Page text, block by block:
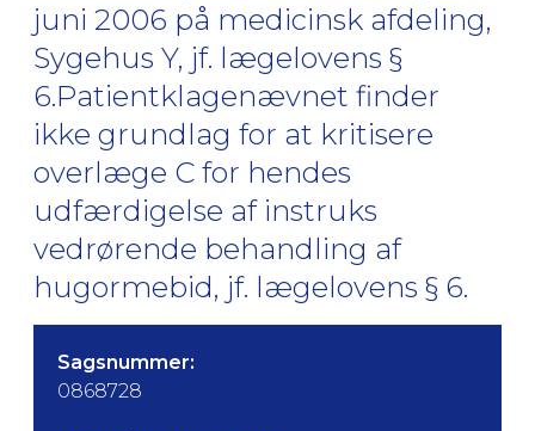
juni 2006 på medicinsk afdeling,
Sygehus Y, jf. lægelovens §
6.Patientklagenævnet finder
ikke grundlag for at kritisere
overlæge C for hendes
udfærdigelse af instruks
vedrørende behandling af
hugormebid, jf. lægelovens § 6.
Sagsnummer:
0868728